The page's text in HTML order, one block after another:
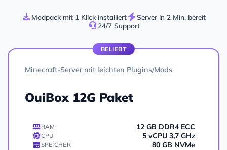
Modpack mit 1 Klick installiert
Server in 2 Min. bereit
24/7 Support
BELIEBT
Minecraft-Server mit leichten Plugins/Mods
OuiBox 12G Paket
RAM 12 GB DDR4 ECC
CPU 5 vCPU 3,7 GHz
SPEICHER 80 GB NVMe